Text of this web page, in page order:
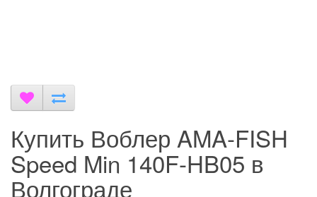
Купить Воблер AMA-FISH
Speed Min 140F-HB05 в
Волгограде